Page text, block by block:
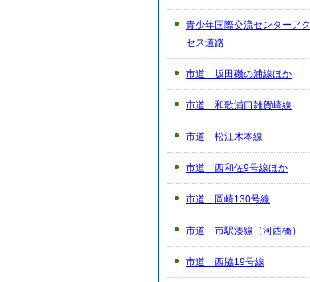
青少年国際交流センターアク
セス道路
市道 坂田磯の浦線ほか
市道 和歌浦口雑賀崎線
市道 松江木本線
市道 西和佐9号線ほか
市道 岡崎130号線
市道 市駅湊線（河西橋）
市道 西脇19号線